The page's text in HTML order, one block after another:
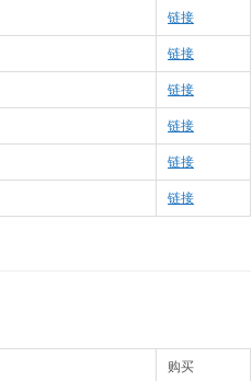
链接
链接
链接
链接
链接
链接
购买